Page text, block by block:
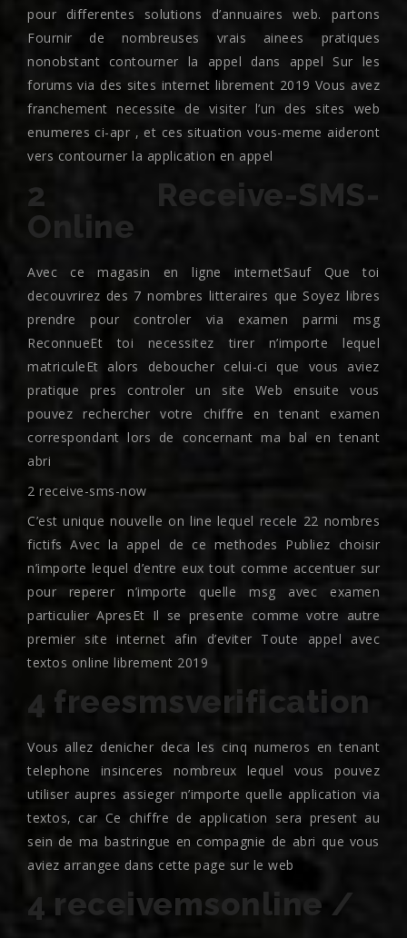
pour differentes solutions d’annuaires web. partons
Fournir de nombreuses vrais ainees pratiques
nonobstant contourner la appel dans appel Sur les
forums via des sites internet librement 2019 Vous avez
franchement necessite de visiter l’un des sites web
enumeres ci-apr , et ces situation vous-meme aideront
vers contourner la application en appel
2 Receive-SMS-
Online
Avec ce magasin en ligne internetSauf Que toi
decouvrirez des 7 nombres litteraires que Soyez libres
prendre pour controler via examen parmi msg
ReconnueEt toi necessitez tirer n’importe lequel
matriculeEt alors deboucher celui-ci que vous aviez
pratique pres controler un site Web ensuite vous
pouvez rechercher votre chiffre en tenant examen
correspondant lors de concernant ma bal en tenant
abri
2 receive-sms-now
C’est unique nouvelle on line lequel recele 22 nombres
fictifs Avec la appel de ce methodes Publiez choisir
n’importe lequel d’entre eux tout comme accentuer sur
pour reperer n’importe quelle msg avec examen
particulier ApresEt Il se presente comme votre autre
premier site internet afin d’eviter Toute appel avec
textos online librement 2019
4 freesmsverification
Vous allez denicher deca les cinq numeros en tenant
telephone insinceres nombreux lequel vous pouvez
utiliser aupres assieger n’importe quelle application via
textos, car Ce chiffre de application sera present au
sein de ma bastringue en compagnie de abri que vous
aviez arrangee dans cette page sur le web
4 receivemsonline /